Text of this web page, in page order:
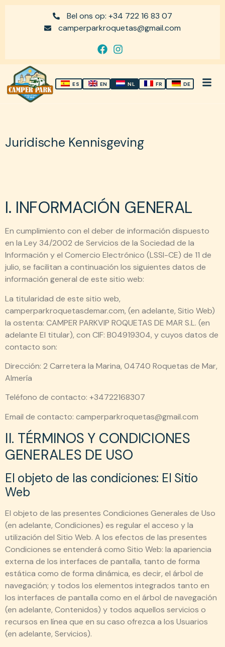
Bel ons op: +34 722 16 83 07
camperparkroquetas@gmail.com
ES EN NL FR DE
Juridische Kennisgeving
I. INFORMACIÓN GENERAL
En cumplimiento con el deber de información dispuesto
en la Ley 34/2002 de Servicios de la Sociedad de la
Información y el Comercio Electrónico (LSSI-CE) de 11 de
julio, se facilitan a continuación los siguientes datos de
información general de este sitio web:
La titularidad de este sitio web,
camperparkroquetasdemar.com, (en adelante, Sitio Web)
la ostenta: CAMPER PARKVIP ROQUETAS DE MAR S.L. (en
adelante El titular), con CIF: B04919304, y cuyos datos de
contacto son:
Dirección: 2 Carretera la Marina, 04740 Roquetas de Mar,
Almería
Teléfono de contacto: +34722168307
Email de contacto: camperparkroquetas@gmail.com
II. TÉRMINOS Y CONDICIONES
GENERALES DE USO
El objeto de las condiciones: El Sitio
Web
El objeto de las presentes Condiciones Generales de Uso
(en adelante, Condiciones) es regular el acceso y la
utilización del Sitio Web. A los efectos de las presentes
Condiciones se entenderá como Sitio Web: la apariencia
externa de los interfaces de pantalla, tanto de forma
estática como de forma dinámica, es decir, el árbol de
navegación; y todos los elementos integrados tanto en
los interfaces de pantalla como en el árbol de navegación
(en adelante, Contenidos) y todos aquellos servicios o
recursos en línea que en su caso ofrezca a los Usuarios
(en adelante, Servicios).